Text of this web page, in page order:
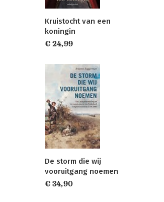
Kruistocht van een
koningin
€ 24,99
De storm die wij
vooruitgang noemen
€ 34,90